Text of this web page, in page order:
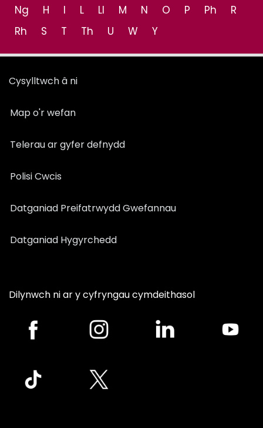
Ng
H I L Ll M N O P Ph
R
Rh
S T Th U W Y
Cysylltwch â ni
Map o'r wefan
Telerau ar gyfer defnydd
Polisi Cwcis
Datganiad Preifatrwydd Gwefannau
Datganiad Hygyrchedd
Dilynwch ni ar y cyfryngau cymdeithasol